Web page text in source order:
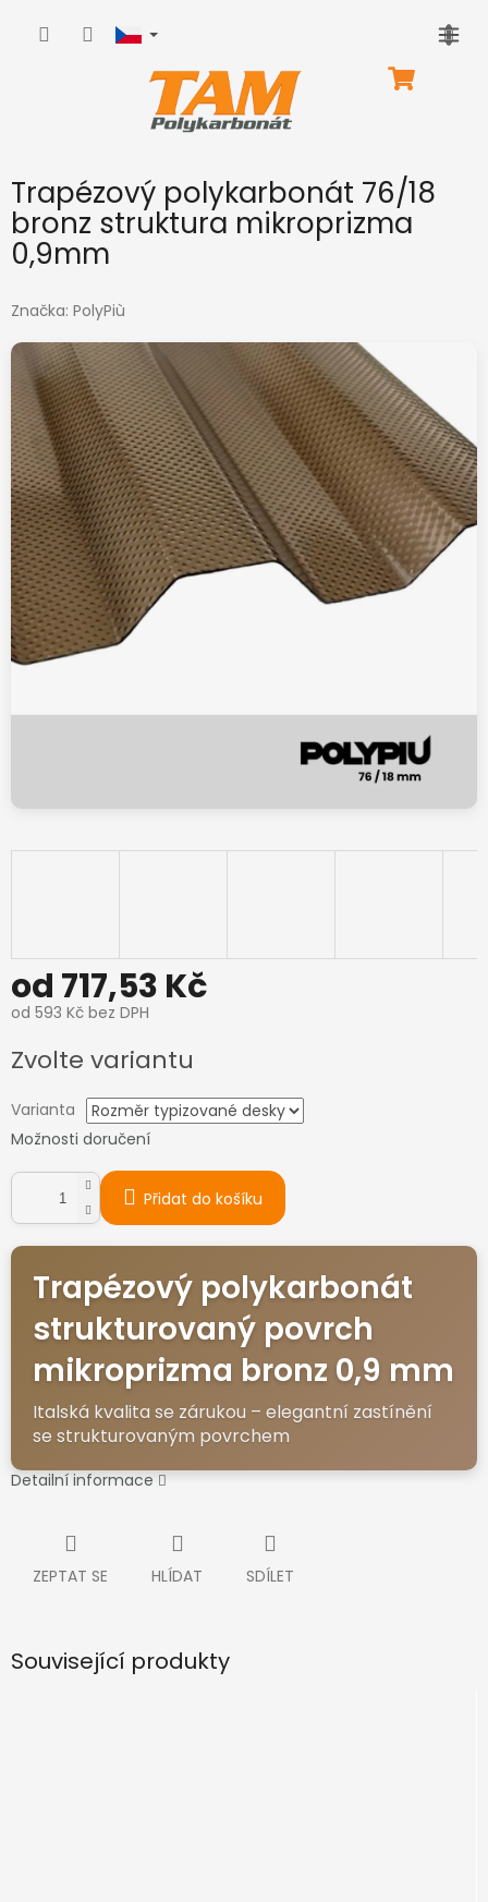
NÁKUPNÍ
Trapézový polykarbonát 76/18
bronz struktura mikroprizma
0,9mm
Značka: PolyPiù
od 717,53 Kč
od 593 Kč bez DPH
cena:
Zvolte variantu
Varianta
Možnosti doručení
Přidat do košíku
Trapézový polykarbonát
strukturovaný povrch
mikroprizma bronz 0,9 mm
Italská kvalita se zárukou – elegantní zastínění
se strukturovaným povrchem
Detailní informace
ZEPTAT SE HLÍDAT SDÍLET
Související produkty